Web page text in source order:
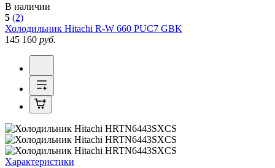
В наличии
5 (2)
Холодильник Hitachi R-W 660 PUC7 GBK
145 160 руб.
Характеристики